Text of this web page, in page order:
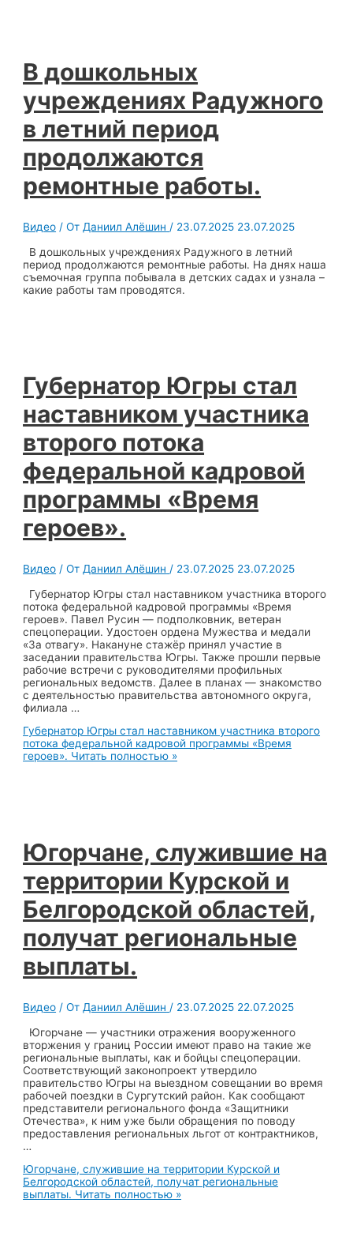
В дошкольных
учреждениях Радужного
в летний период
продолжаются
ремонтные работы.
Видео / От Даниил Алёшин / 23.07.2025 23.07.2025
В дошкольных учреждениях Радужного в летний
период продолжаются ремонтные работы. На днях наша
съемочная группа побывала в детских садах и узнала –
какие работы там проводятся.
Губернатор Югры стал
наставником участника
второго потока
федеральной кадровой
программы «Время
героев».
Видео / От Даниил Алёшин / 23.07.2025 23.07.2025
Губернатор Югры стал наставником участника второго
потока федеральной кадровой программы «Время
героев». Павел Русин — подполковник, ветеран
спецоперации. Удостоен ордена Мужества и медали
«За отвагу». Накануне стажёр принял участие в
заседании правительства Югры. Также прошли первые
рабочие встречи с руководителями профильных
региональных ведомств. Далее в планах — знакомство
с деятельностью правительства автономного округа,
филиала …
Губернатор Югры стал наставником участника второго
потока федеральной кадровой программы «Время
героев». Читать полностью »
Югорчане, служившие на
территории Курской и
Белгородской областей,
получат региональные
выплаты.
Видео / От Даниил Алёшин / 23.07.2025 22.07.2025
Югорчане — участники отражения вооруженного
вторжения у границ России имеют право на такие же
региональные выплаты, как и бойцы спецоперации.
Соответствующий законопроект утвердило
правительство Югры на выездном совещании во время
рабочей поездки в Сургутский район. Как сообщают
представители регионального фонда «Защитники
Отечества», к ним уже были обращения по поводу
предоставления региональных льгот от контрактников,
…
Югорчане, служившие на территории Курской и
Белгородской областей, получат региональные
выплаты. Читать полностью »